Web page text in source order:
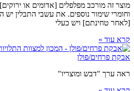
מוצר זה מורכב מפלפלים [אדומים או
וחומרי שימור נוספים. את עשבי התבלין יש
[לאחר טחינתם] ויש כעלי
קרא עוד »
אבקת פרחים/פולן
ראה ערך "דבש ומוצריו"